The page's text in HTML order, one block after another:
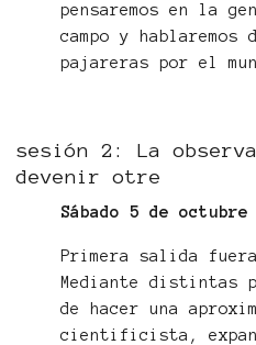
pensaremos en la
campo y hablaremos
pajareras por el
sesión 2: La
devenir otre
Sábado 5 de
Primera salida fuera
Mediante distintas
de hacer una
cientificista,